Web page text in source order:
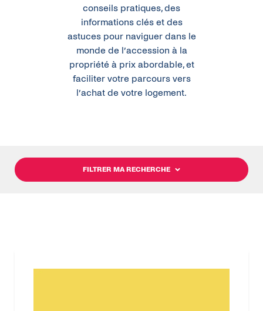
conseils pratiques, des
informations clés et des
astuces pour naviguer dans le
monde de l’accession à la
propriété à prix abordable, et
faciliter votre parcours vers
l’achat de votre logement.
FILTRER MA RECHERCHE